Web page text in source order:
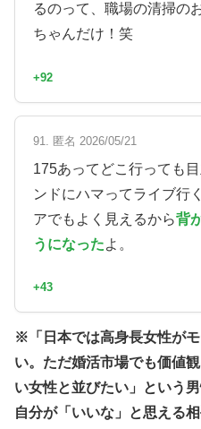
るのって、職場の清掃の
ちゃんだけ！笑
+92
91. 匿名 2026/05/21
175あってどこ行っても
ンドにハマってライブ行
アでもよく見えるから背
うになったよ。
+43
※「日本では高身長女性が
い。ただ婚活市場でも価値
い女性と並びたい」という
自分が「いいな」と思える